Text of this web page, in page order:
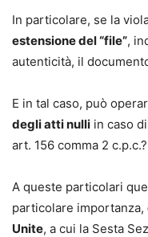
In particolare, se la
estensione del “file”,
autenticità, il
E in tal caso, può
degli atti nulli in caso
art. 156 comma 2 c.p.c.?
A queste particolari
particolare importanza,
Unite, a cui la Sesta